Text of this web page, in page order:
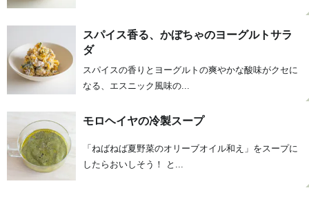
スパイス香る、かぼちゃのヨーグルトサラ
ダ
スパイスの香りとヨーグルトの爽やかな酸味がクセに
なる、エスニック風味の...
モロヘイヤの冷製スープ
「ねばねば夏野菜のオリーブオイル和え」をスープに
したらおいしそう！ と...